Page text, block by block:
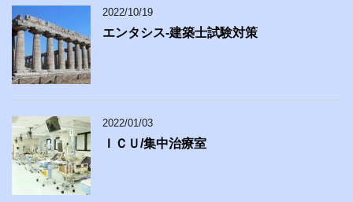
2022/10/19
エンタシス-建築士試験対策
2022/01/03
ＩＣＵ/集中治療室